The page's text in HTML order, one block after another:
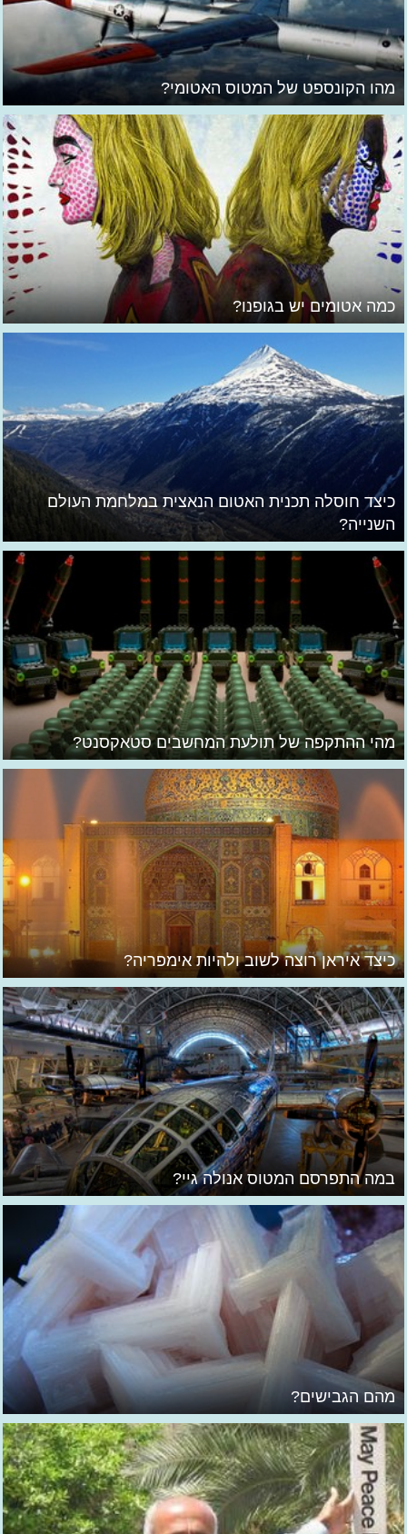
מהו הקונספט של המטוס האטומי?
כמה אטומים יש בגופנו?
כיצד חוסלה תכנית האטום הנאצית במלחמת העולם
השנייה?
מהי ההתקפה של תולעת המחשבים סטאקסנט?
כיצד איראן רוצה לשוב ולהיות אימפריה?
במה התפרסם המטוס אנולה גיי?
מהם הגבישים?